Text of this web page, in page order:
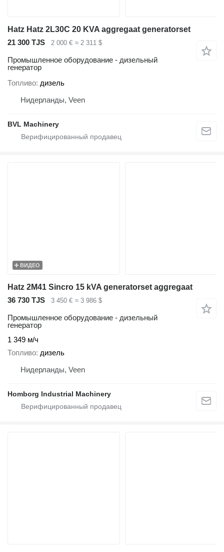
Hatz Hatz 2L30C 20 KVA aggregaat generatorset
21 300 TJS
2 000 € ≈ 2 311 $
Промышленное оборудование - дизельный
генератор
Топливо дизель
Нидерланды, Veen
BVL Machinery
ВИДЕО
Hatz 2M41 Sincro 15 kVA generatorset aggregaat
36 730 TJS
3 450 € ≈ 3 986 $
Промышленное оборудование - дизельный
генератор
1 349 м/ч
Топливо дизель
Нидерланды, Veen
Homborg Industrial Machinery